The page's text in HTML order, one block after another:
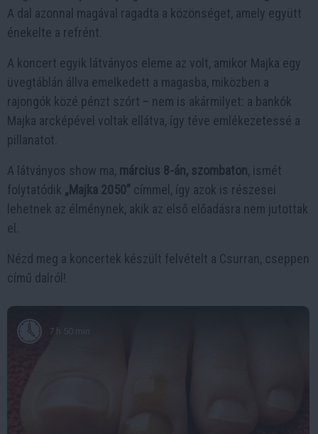
A dal azonnal magával ragadta a közönséget, amely együtt
énekelte a refrént.
A koncert egyik látványos eleme az volt, amikor Majka egy
üvegtáblán állva emelkedett a magasba, miközben a
rajongók közé pénzt szórt – nem is akármilyet: a bankók
Majka arcképével voltak ellátva, így téve emlékezetessé a
pillanatot.
A látványos show ma, március 8-án, szombaton, ismét
folytatódik „Majka 2050” címmel, így azok is részesei
lehetnek az élménynek, akik az első előadásra nem jutottak
el.
Nézd meg a koncertek készült felvételt a Csurran, cseppen
című dalról!
7 h 50 min